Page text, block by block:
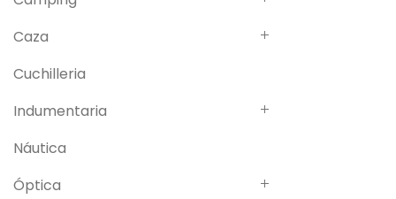
Caza
Cuchilleria
Indumentaria
Náutica
Óptica